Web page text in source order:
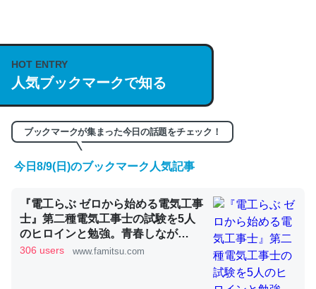
説してる記事が少ないので貴重な良記事。/続編来た
https://isobe324649.hatenablog.com/entry/2023/03/27
/064121
─GPTの仕組みと限界についての考察（１） - conceptualization
くらい。小説でいう「ずっと前の伏線」は回収されないけ
ど、短期記憶というには多い分量。進化すればするほど分
─GPTの仕組みと限界についての考察（１） - conceptualization
HOT ENTRY
人気ブックマークで知る
ブックマークが集まった今日の話題をチェック！
今日8/9(日)のブックマーク人気記事
『電工らぶ ゼロから始める電気工事
士』第二種電気工事士の試験を5人
のヒロインと勉強。青春しなが
ら“過去問1000問”や“本番形式CBT
306 users www.famitsu.com